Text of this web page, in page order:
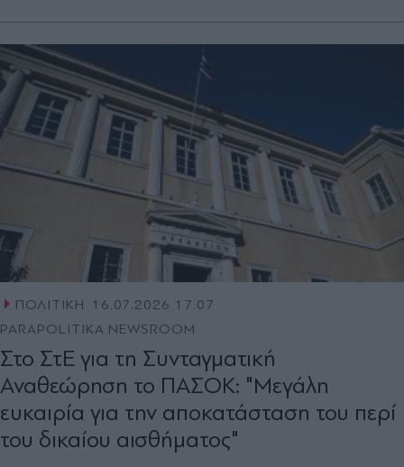
ΠΟΛΙΤΙΚΗ
16.07.2026 17:07
PARAPOLITIKA NEWSROOM
Στο ΣτΕ για τη Συνταγματική
Αναθεώρηση το ΠΑΣΟΚ: "Μεγάλη
ευκαιρία για την αποκατάσταση του περί
του δικαίου αισθήματος"